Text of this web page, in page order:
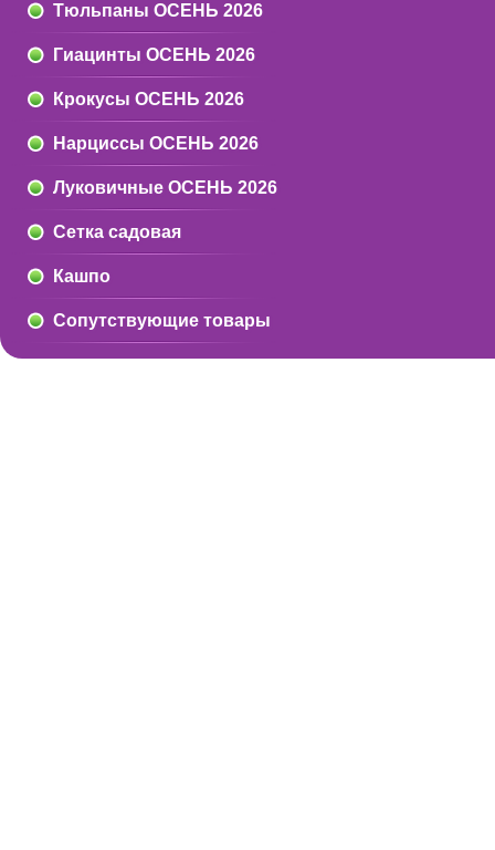
Тюльпаны ОСЕНЬ 2026
Гиацинты ОСЕНЬ 2026
Крокусы ОСЕНЬ 2026
Нарциссы ОСЕНЬ 2026
Луковичные ОСЕНЬ 2026
Сетка садовая
Кашпо
Сопутствующие товары